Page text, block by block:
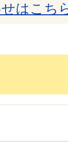
はこち